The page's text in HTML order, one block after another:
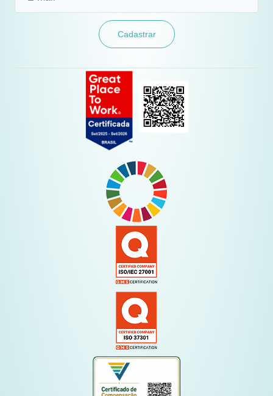
Cadastrar